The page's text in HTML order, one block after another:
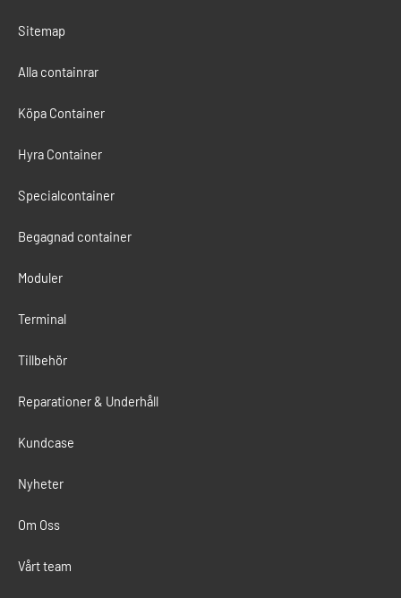
Sitemap
Alla containrar
Köpa Container
Hyra Container
Specialcontainer
Begagnad container
Moduler
Terminal
Tillbehör
Reparationer & Underhåll
Kundcase
Nyheter
Om Oss
Vårt team